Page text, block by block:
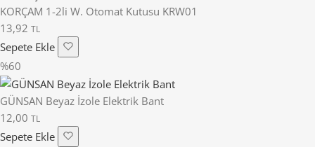
KORÇAM 1-2li W. Otomat Kutusu KRW01
13,92 TL
Sepete Ekle
%60
GÜNSAN Beyaz İzole Elektrik Bant
12,00 TL
Sepete Ekle